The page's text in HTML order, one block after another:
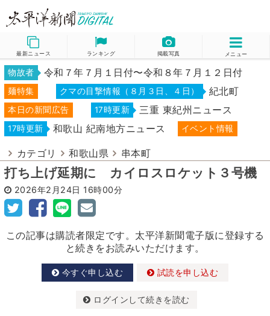
最新ニュース ランキング 掲載写真 メニュー
物故者 令和７年７月１日付〜令和８年７月１２日付
麺特集 クマの目撃情報（８月３日、４日） 紀北町
本日の新聞広告 17時更新 三重 東紀州ニュース
17時更新 和歌山 紀南地方ニュース イベント情報
カテゴリ 和歌山県 串本町
打ち上げ延期に カイロスロケット３号機
2026年2月24日 16時00分
この記事は購読者限定です。太平洋新聞電子版に登録する
と続きをお読みいただけます。
今すぐ申し込む 試読を申し込む
ログインして続きを読む